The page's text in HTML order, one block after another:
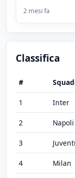
2 mesi fa
Classifica
#
1 Inter
2 Napoli
3
4 Milan